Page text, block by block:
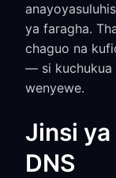
ya faragha.
chaguo na
— si kuchukua
wenyewe.
Jinsi
DNS